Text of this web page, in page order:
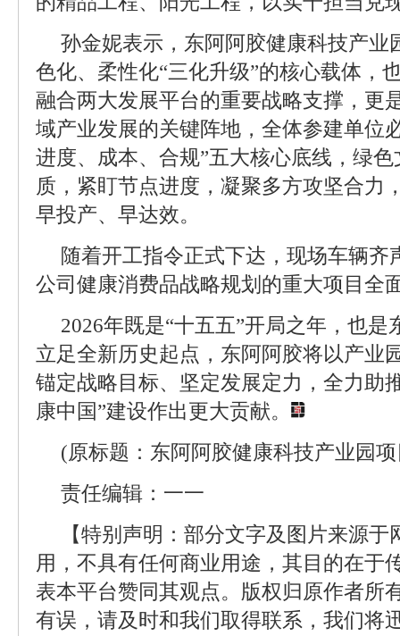
孙金妮表示，东阿阿胶健康科技产业
色化、柔性化“三化升级”的核心载体，
融合两大发展平台的重要战略支撑，更
域产业发展的关键阵地，全体参建单位
进度、成本、合规”五大核心底线，绿
质，紧盯节点进度，凝聚多方攻坚合力
早投产、早达效。
随着开工指令正式下达，现场车辆齐
公司健康消费品战略规划的重大项目全
2026年既是“十五五”开局之年，也
立足全新历史起点，东阿阿胶将以产业
锚定战略目标、坚定发展定力，全力助
康中国”建设作出更大贡献。
(原标题：东阿阿胶健康科技产业园
责任编辑：一一
【特别声明：部分文字及图片来源
用，不具有任何商业用途，其目的在于
表本平台赞同其观点。版权归原作者所
有误，请及时和我们取得联系，我们将